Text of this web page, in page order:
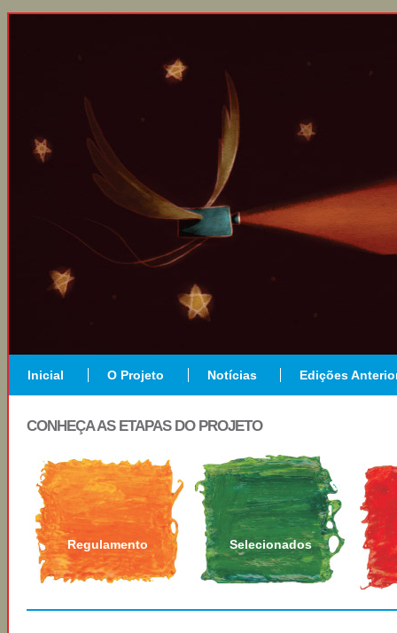
Inicial O Projeto Notícias Edições
CONHEÇA AS ETAPAS DO PROJETO
Regulamento Selecionados